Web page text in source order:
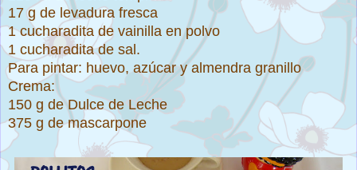
17 g de levadura fresca
1 cucharadita de vainilla en polvo
1 cucharadita de sal.
Para pintar: huevo, azúcar y almendra granillo
Crema:
150 g de Dulce de Leche
375 g de mascarpone